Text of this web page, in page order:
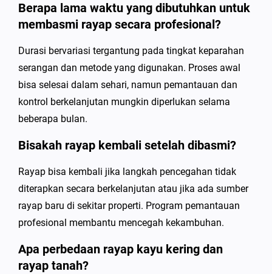
Berapa lama waktu yang dibutuhkan untuk
membasmi rayap secara profesional?
Durasi bervariasi tergantung pada tingkat keparahan
serangan dan metode yang digunakan. Proses awal
bisa selesai dalam sehari, namun pemantauan dan
kontrol berkelanjutan mungkin diperlukan selama
beberapa bulan.
Bisakah rayap kembali setelah dibasmi?
Rayap bisa kembali jika langkah pencegahan tidak
diterapkan secara berkelanjutan atau jika ada sumber
rayap baru di sekitar properti. Program pemantauan
profesional membantu mencegah kekambuhan.
Apa perbedaan rayap kayu kering dan
rayap tanah?